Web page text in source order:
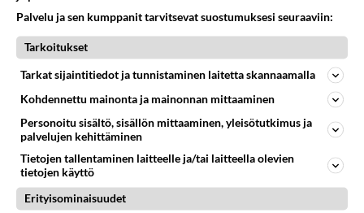
Soija-kasvispihvit paistuvat
näppärästi uunissa.
HOROSKOOPPI
9.8.2026
Palvelu ja sen kumppanit tarvitsevat suostumuksesi seuraaviin:
Tarkoitukset
Tarkat sijaintitiedot ja tunnistaminen laitetta skannaamalla
Kohdennettu mainonta ja mainonnan mittaaminen
Personoitu sisältö, sisällön mittaaminen, yleisötutkimus ja
palvelujen kehittäminen
Tietojen tallentaminen laitteelle ja/tai laitteella olevien
tietojen käyttö
Erityisominaisuudet